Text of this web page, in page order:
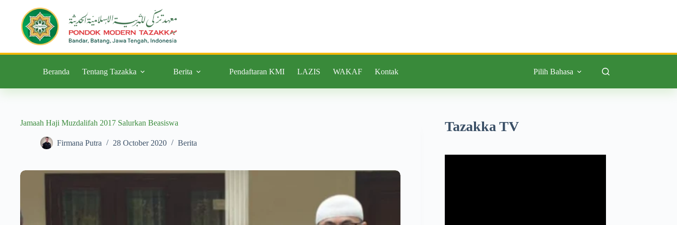
Beranda Tentang Tazakka Berita Pendaftaran KMI LAZIS WAKAF Kontak Pilih Bahasa
Jamaah Haji Muzdalifah 2017 Salurkan Beasiswa
Firmana Putra 28 October 2020 Berita
Tazakka TV